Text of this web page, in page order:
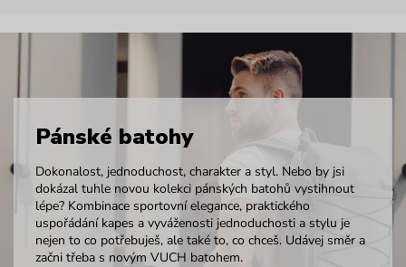
Pánské batohy
Dokonalost, jednoduchost, charakter a styl. Nebo by jsi
dokázal tuhle novou kolekci pánských batohů vystihnout
lépe? Kombinace sportovní elegance, praktického
uspořádání kapes a vyváženosti jednoduchosti a stylu je
nejen to co potřebuješ, ale také to, co chceš. Udávej směr a
začni třeba s novým VUCH batohem.